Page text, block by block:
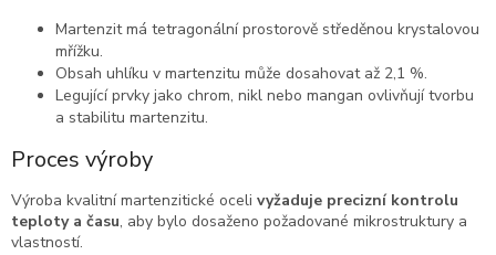
Martenzit má tetragonální prostorově středěnou krystalovou
mřížku.
Obsah uhlíku v martenzitu může dosahovat až 2,1 %.
Legující prvky jako chrom, nikl nebo mangan ovlivňují tvorbu
a stabilitu martenzitu.
Proces výroby
Výroba kvalitní martenzitické oceli vyžaduje precizní kontrolu
teploty a času, aby bylo dosaženo požadované mikrostruktury a
vlastností.